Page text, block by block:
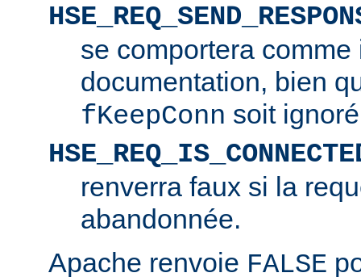
se comportera
documentation, bien
fKeepConn soit
renverra faux si la
abandonnée.
Apache renvoie FALSE